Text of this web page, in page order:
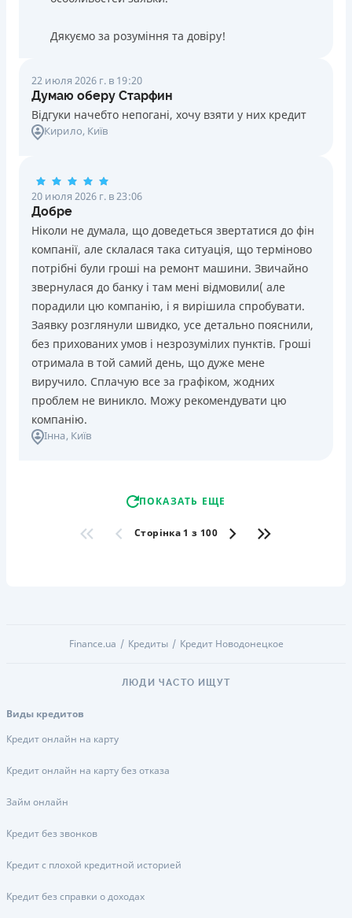
Дякуємо за розуміння та довіру!
22 июля 2026 г. в 19:20
Думаю оберу Старфин
Відгуки начебто непогані, хочу взяти у них кредит
Кирило, Київ
20 июля 2026 г. в 23:06
Добре
Ніколи не думала, що доведеться звертатися до фін
компанії, але склалася така ситуація, що терміново
потрібні були гроші на ремонт машини. Звичайно
звернулася до банку і там мені відмовили( але
порадили цю компанію, і я вирішила спробувати.
Заявку розглянули швидко, усе детально пояснили,
без прихованих умов і незрозумілих пунктів. Гроші
отримала в той самий день, що дуже мене
виручило. Сплачую все за графіком, жодних
проблем не виникло. Можу рекомендувати цю
компанію.
Інна, Київ
ПОКАЗАТЬ ЕЩЕ
Сторінка 1 з 100
Finance.ua Кредиты Кредит Новодонецкое
ЛЮДИ ЧАСТО ИЩУТ
Виды кредитов
Кредит онлайн на карту
Кредит онлайн на карту без отказа
Займ онлайн
Кредит без звонков
Кредит с плохой кредитной историей
Кредит без справки о доходах